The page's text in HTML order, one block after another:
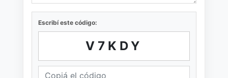
Escribí este código:
V7KDY